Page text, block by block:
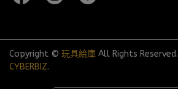
Copyright © 玩具給庫 All Rights Reserved.
CYBERBIZ.